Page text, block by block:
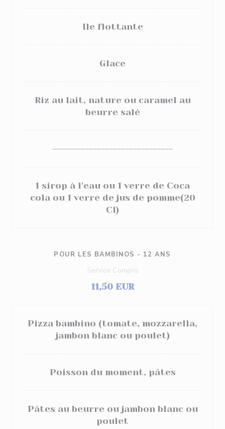
Ile flottante
Glace
Riz au lait, nature ou caramel au
beurre salé
------------------------------
1 sirop à l'eau ou 1 verre de Coca
cola ou 1 verre de jus de pomme(20
Cl)
POUR LES BAMBINOS - 12 ANS
Service Compris
11,50 EUR
Pizza bambino (tomate, mozzarella,
jambon blanc ou poulet)
Poisson du moment, pâtes
Pâtes au beurre ou jambon blanc ou
poulet